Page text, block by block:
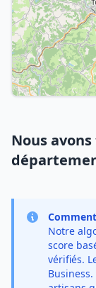
Nous
Notre
score
vérifiés.